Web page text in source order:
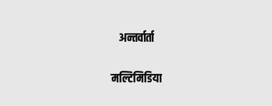
अन्तर्वार्ता
मल्टिमिडिया